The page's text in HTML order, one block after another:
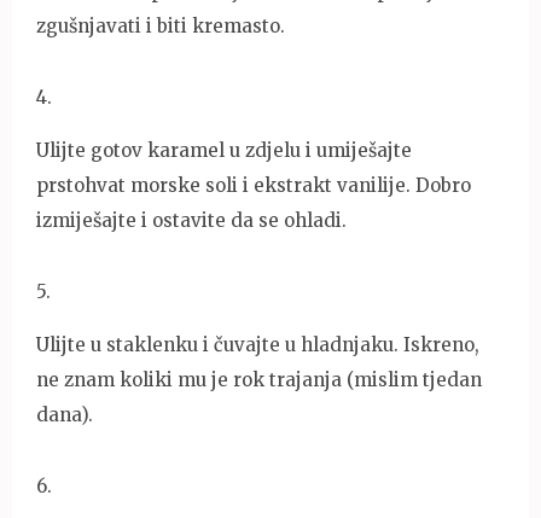
zgušnjavati i biti kremasto.
4.
Ulijte gotov karamel u zdjelu i umiješajte
prstohvat morske soli i ekstrakt vanilije. Dobro
izmiješajte i ostavite da se ohladi.
5.
Ulijte u staklenku i čuvajte u hladnjaku. Iskreno,
ne znam koliki mu je rok trajanja (mislim tjedan
dana).
6.